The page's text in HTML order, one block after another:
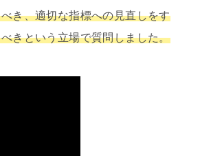
き、適切な指標への見直しをす
きという立場で質問しました。